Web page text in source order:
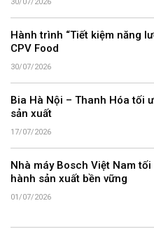
30/07/2026
Hành trình “Tiết kiệm năng
CPV Food
30/07/2026
Bia Hà Nội – Thanh Hóa tối
sản xuất
17/07/2026
Nhà máy Bosch Việt Nam
hành sản xuất bền vững
01/07/2026